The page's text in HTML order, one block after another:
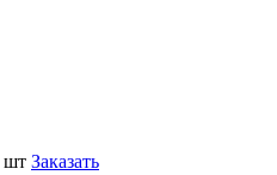
шт Заказать